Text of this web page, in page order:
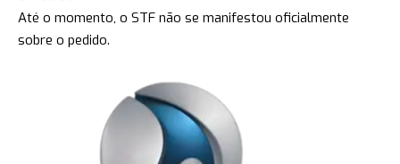
Até o momento, o STF não se manifestou oficialmente
sobre o pedido.